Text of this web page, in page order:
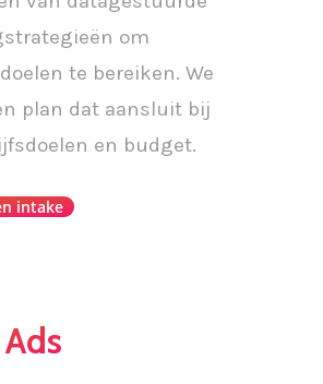
om
te bereiken. We
plan dat aansluit bij
en budget.
intake